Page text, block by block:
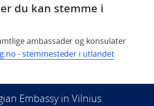
du kan stemme i
ambassader og konsulater
- stemmesteder i utlandet
Embassy in Vilnius